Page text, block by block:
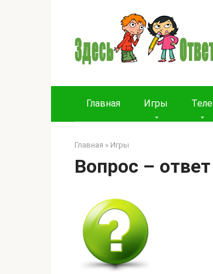
Главная Игры Теле
Главная » Игры
Вопрос – ответ